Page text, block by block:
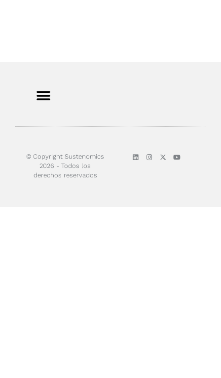
© Copyright Sustenomics
2026 - Todos los
derechos reservados